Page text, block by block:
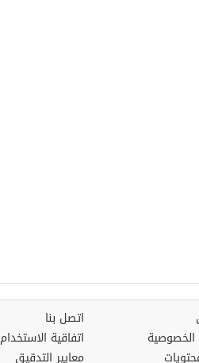
اتصل بنا
اتفاقية الاستخدام
معايير التدقيق